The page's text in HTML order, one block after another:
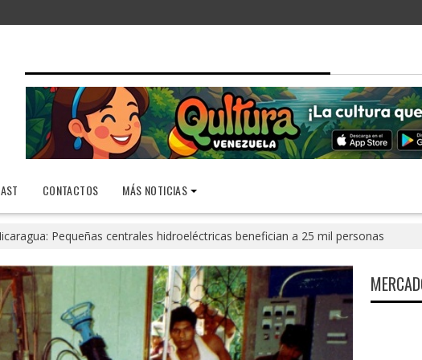
CONTACTOS MÁS NOTICIAS
Pequeñas centrales hidroeléctricas benefician a 25 mil personas